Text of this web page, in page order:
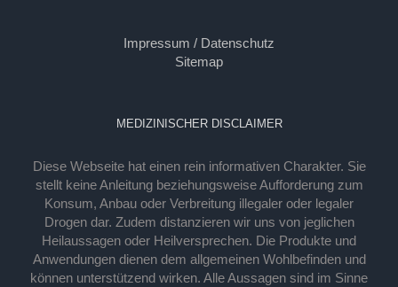
Impressum / Datenschutz
Sitemap
MEDIZINISCHER DISCLAIMER
Diese Webseite hat einen rein informativen Charakter. Sie
stellt keine Anleitung beziehungsweise Aufforderung zum
Konsum, Anbau oder Verbreitung illegaler oder legaler
Drogen dar. Zudem distanzieren wir uns von jeglichen
Heilaussagen oder Heilversprechen. Die Produkte und
Anwendungen dienen dem allgemeinen Wohlbefinden und
können unterstützend wirken. Alle Aussagen sind im Sinne